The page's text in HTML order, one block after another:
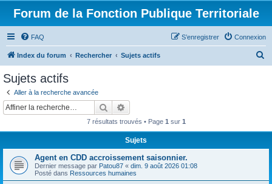
Forum de la Fonction Publique Territoriale
FAQ Connexion
S’enregistrer
Index du forum Rechercher Sujets actifs
Sujets actifs
Aller à la recherche avancée
Rechercher
7 résultats trouvés • Page 1 sur 1
Sujets
Agent en CDD accroissement saisonnier.
Dernier message par Patou87 « dim. 9 août 2026 01:08
Posté dans Ressources humaines